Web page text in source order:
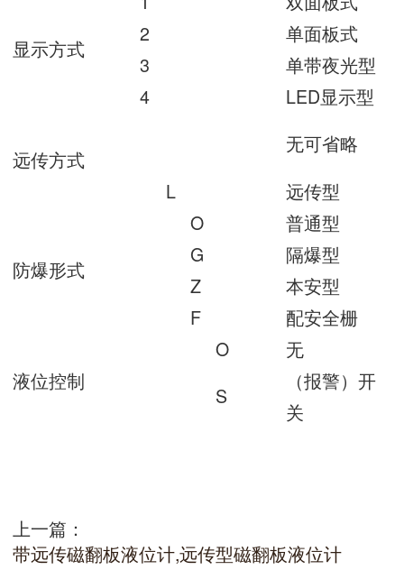
显示方式
2
单面板式
3
单带夜光型
4
LED显示型
远传方式
无可省略
L
远传型
防爆形式
O
普通型
G
隔爆型
Z
本安型
F
配安全栅
液位控制
O
无
S
（报警）开
关
上一篇：
带远传磁翻板液位计,远传型磁翻板液位计